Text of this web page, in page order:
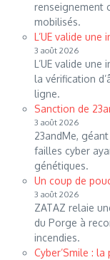
renseignement
mobilisés.
L’UE valide
3 août 2026
L’UE valide
la vérification
ligne.
Sanction de
3 août 2026
23andMe,
failles cyber
génétiques.
Un coup de
3 août 2026
ZATAZ relaie
du Porge à
incendies.
Cyber’Smile :